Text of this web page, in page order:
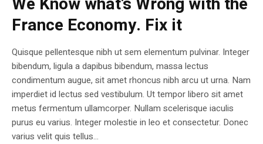
France Economy. Fix it
Quisque pellentesque nibh ut sem elementum pulvinar. Integer
bibendum, ligula a dapibus bibendum, massa lectus
condimentum augue, sit amet rhoncus nibh arcu ut urna. Nam
imperdiet id lectus sed vestibulum. Ut tempor libero sit amet
metus fermentum ullamcorper. Nullam scelerisque iaculis
purus eu varius. Integer molestie in leo et consectetur. Donec
varius velit quis tellus...